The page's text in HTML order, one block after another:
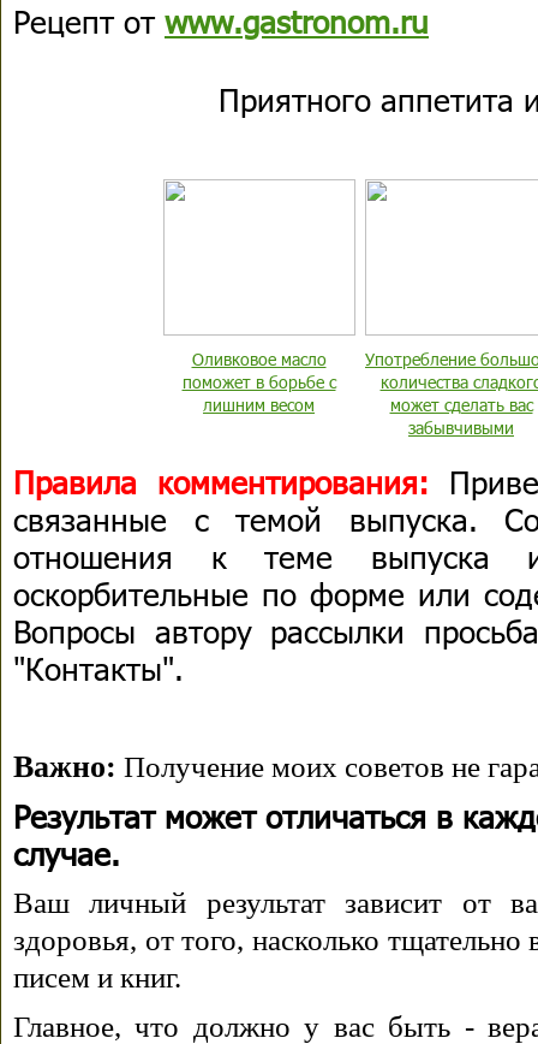
Рецепт от www.gastronom.ru
Приятного аппетита
Оливковое масло
поможет в борьбе с
лишним весом
Употребление
количества
может сделать вас
забывчивыми
Правила комментирования:
связанные с темой выпуска.
отношения к теме выпуска
оскорбительные по форме или
Вопросы автору рассылки
"Контакты".
Важно: Получение моих советов не
Результат может отличаться в
случае.
Ваш личный результат зависит от
здоровья, от того, насколько
писем и книг.
Главное, что должно у вас быть -